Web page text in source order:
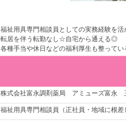
福祉用具専門相談員としての実務経験を
転居を伴う転勤なし☆自宅から通える◎
各種手当や休日などの福利厚生も整って
株式会社富永調剤薬局 アミューズ富永
福祉用具専門相談員（正社員・地域に根差